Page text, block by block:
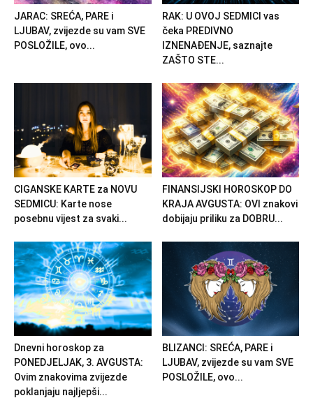
JARAC: SREĆA, PARE i
LJUBAV, zvijezde su vam SVE
POSLOŽILE, ovo...
RAK: U OVOJ SEDMICI vas
čeka PREDIVNO
IZNENAĐENJE, saznajte
ZAŠTO STE...
CIGANSKE KARTE za NOVU
SEDMICU: Karte nose
posebnu vijest za svaki...
FINANSIJSKI HOROSKOP DO
KRAJA AVGUSTA: OVI znakovi
dobijaju priliku za DOBRU...
Dnevni horoskop za
PONEDJELJAK, 3. AVGUSTA:
Ovim znakovima zvijezde
poklanjaju najljepši...
BLIZANCI: SREĆA, PARE i
LJUBAV, zvijezde su vam SVE
POSLOŽILE, ovo...